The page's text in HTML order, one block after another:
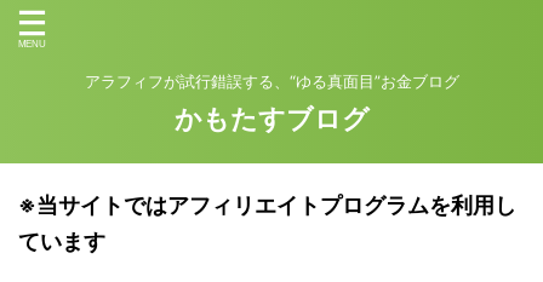
アラフィフが試行錯誤する、“ゆる真面目”お金ブログ
かもたすブログ
※当サイトではアフィリエイトプログラムを利用し
ています